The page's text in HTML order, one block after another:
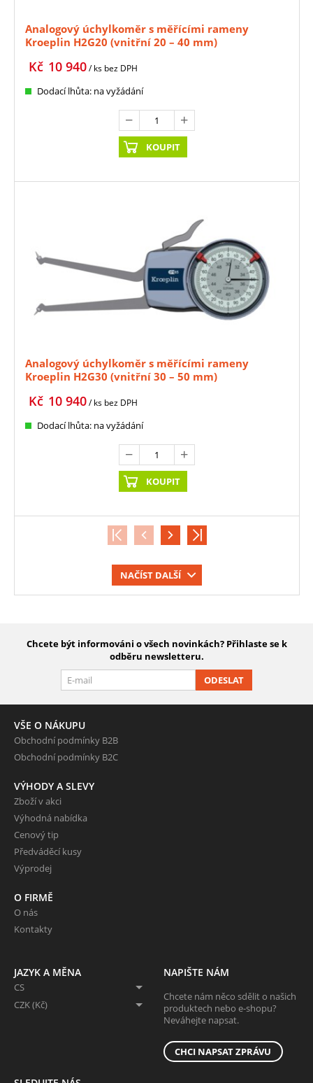
Analogový úchylkoměr s měřícími rameny
Kroeplin H2G20 (vnitřní 20 – 40 mm)
10 940
Kč / ks bez DPH
Dodací lhůta: na vyžádání
KOUPIT
Analogový úchylkoměr s měřícími rameny
Kroeplin H2G30 (vnitřní 30 – 50 mm)
10 940
Kč / ks bez DPH
Dodací lhůta: na vyžádání
KOUPIT
NAČÍST DALŠÍ
Chcete být informováni o všech novinkách? Přihlaste se k
odběru newsletteru.
ODESLAT
VŠE O NÁKUPU
Obchodní podmínky B2B
Obchodní podmínky B2C
VÝHODY A SLEVY
Zboží v akci
Výhodná nabídka
Cenový tip
Předváděcí kusy
Výprodej
O FIRMĚ
O nás
Kontakty
JAZYK A MĚNA
CS
CZK (Kč)
NAPIŠTE NÁM
Chcete nám něco sdělit o našich
produktech nebo e-shopu?
Neváhejte napsat.
CHCI NAPSAT ZPRÁVU